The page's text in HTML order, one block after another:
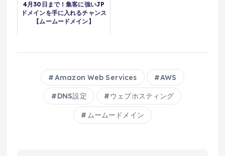
4月30日まで！集客に強いJP
ドメインを手に入れるチャンス
【ムームードメイン】
Amazon Web Services AWS
DNS設定 ウェブホスティング
ムームードメイン